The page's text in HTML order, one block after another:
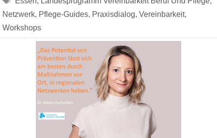
Netzwerk, Pflege-Guides, Praxisdialog, Vereinbarkeit,
Workshops